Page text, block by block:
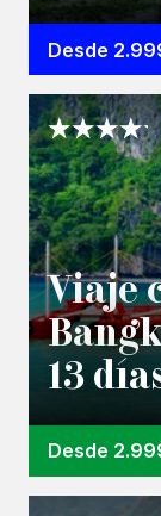
Desde
Viaje
13
Desde